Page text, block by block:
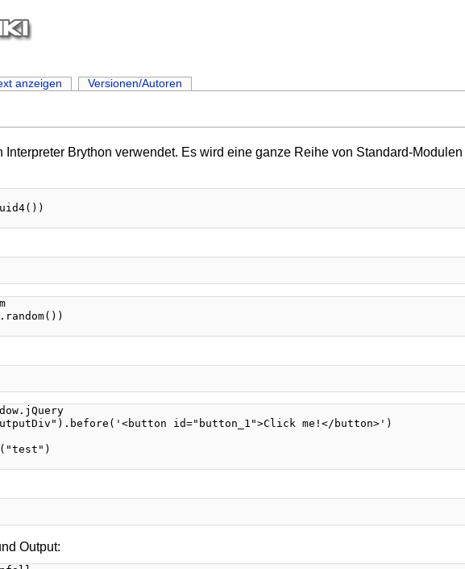
Interpreter Brython verwendet. Es wird eine ganze Reihe von Standard-
Output:
anzeigen Versionen/Autoren